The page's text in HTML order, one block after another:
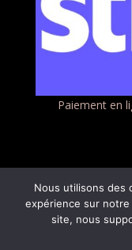
Paiement en
Tout droits
Nous utilisons des
expérience sur
site, nous